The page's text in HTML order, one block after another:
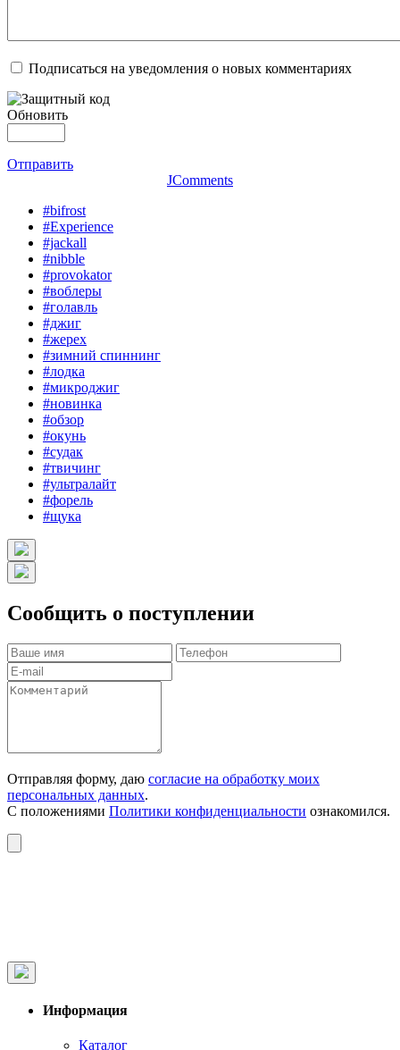
Подписаться на уведомления о новых комментариях
Обновить
Отправить
JComments
#bifrost
#Experience
#jackall
#nibble
#provokator
#воблеры
#голавль
#джиг
#жерех
#зимний спиннинг
#лодка
#микроджиг
#новинка
#обзор
#окунь
#судак
#твичинг
#ультралайт
#форель
#щука
Сообщить о поступлении
Отправляя форму, даю согласие на обработку моих
персональных данных.
С положениями Политики конфиденциальности ознакомился.
Информация
Каталог